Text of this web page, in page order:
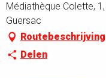
Médiathèque Colette,
Guersac
Routebeschrijving
Delen